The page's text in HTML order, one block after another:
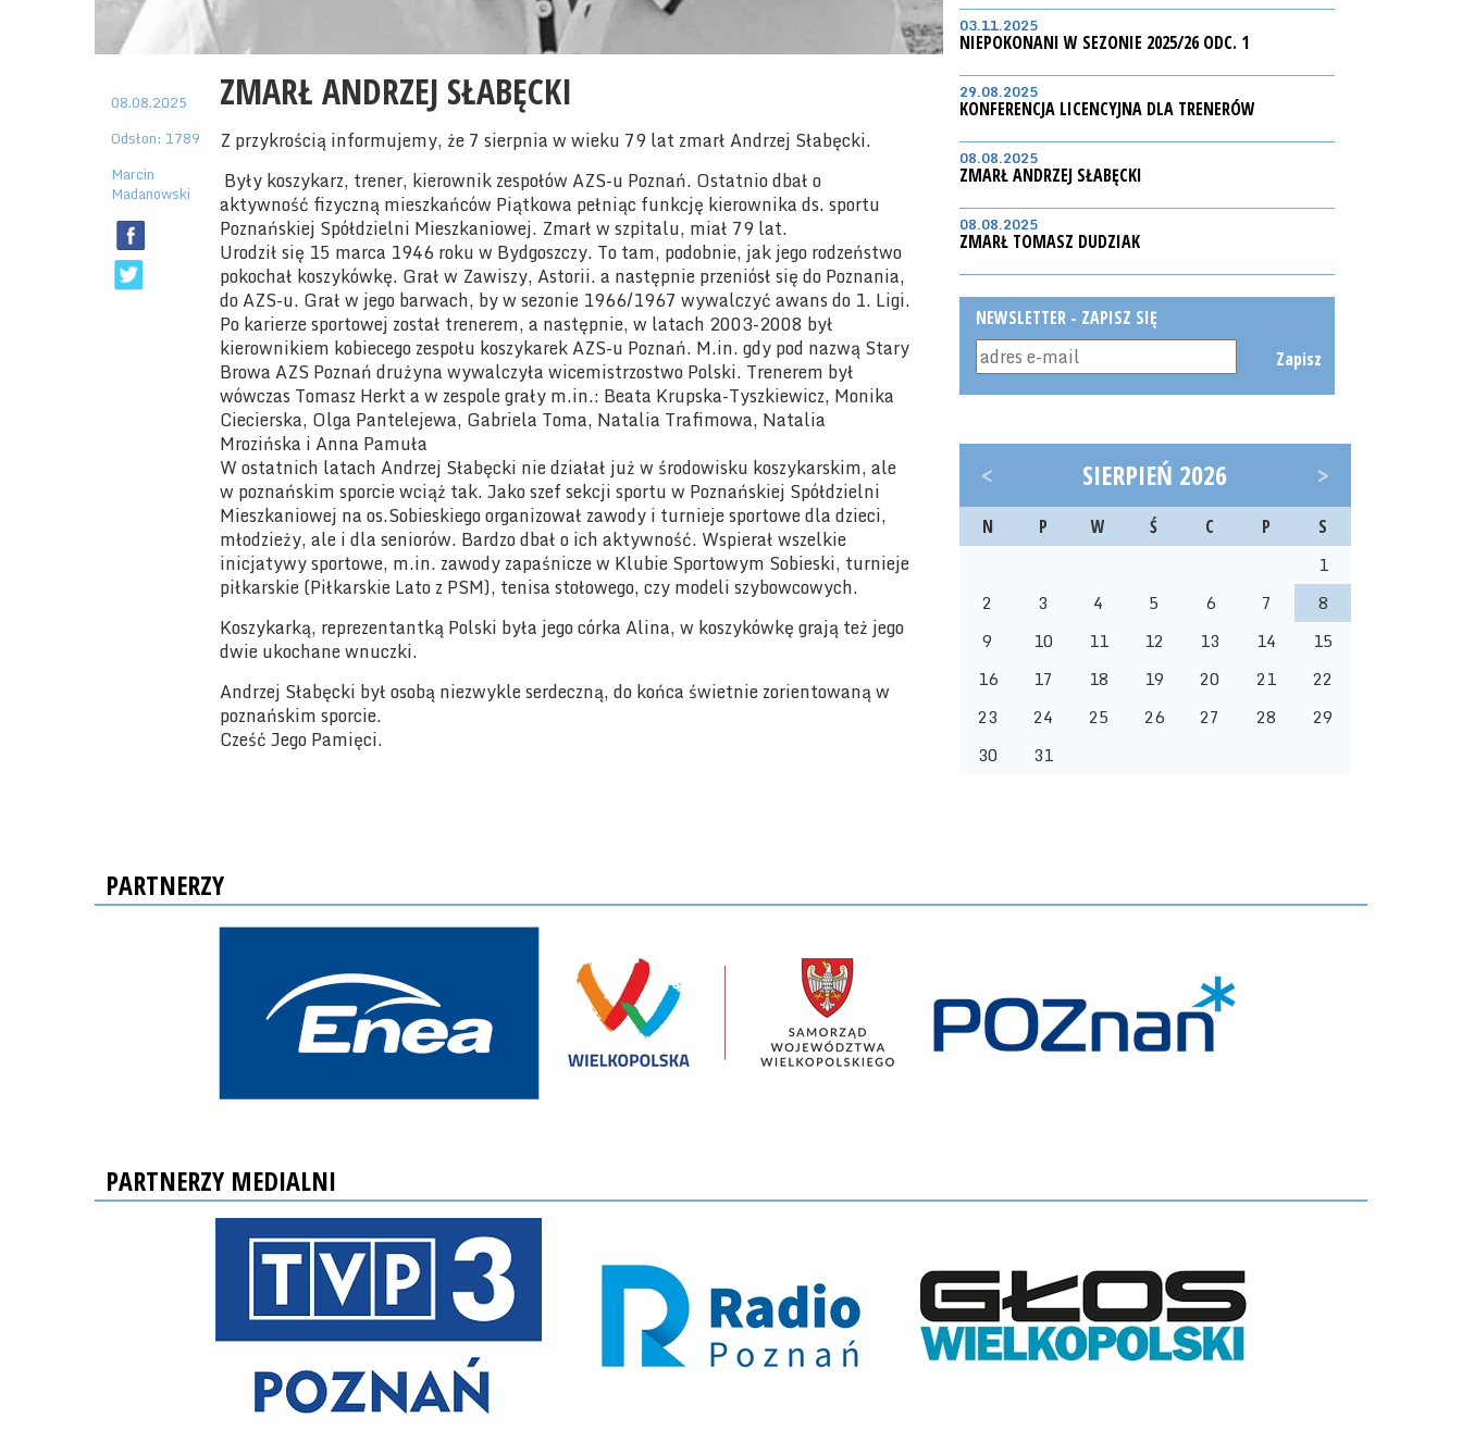
08.08.2025
Odsłon: 1789
Marcin
Madanowski
ZMARŁ ANDRZEJ SŁABĘCKI
Z przykrością informujemy, że 7 sierpnia w wieku 79 lat zmarł Andrzej Słabęcki.
Były koszykarz, trener, kierownik zespołów AZS-u Poznań. Ostatnio dbał o
aktywność fizyczną mieszkańców Piątkowa pełniąc funkcję kierownika ds. sportu
Poznańskiej Spółdzielni Mieszkaniowej. Zmarł w szpitalu, miał 79 lat.
Urodził się 15 marca 1946 roku w Bydgoszczy. To tam, podobnie, jak jego rodzeństwo
pokochał koszykówkę. Grał w Zawiszy, Astorii. a następnie przeniósł się do Poznania,
do AZS-u. Grał w jego barwach, by w sezonie 1966/1967 wywalczyć awans do 1. Ligi.
Po karierze sportowej został trenerem, a następnie, w latach 2003-2008 był
kierownikiem kobiecego zespołu koszykarek AZS-u Poznań. M.in. gdy pod nazwą Stary
Browa AZS Poznań drużyna wywalczyła wicemistrzostwo Polski. Trenerem był
wówczas Tomasz Herkt a w zespole grały m.in.: Beata Krupska-Tyszkiewicz, Monika
Ciecierska, Olga Pantelejewa, Gabriela Toma, Natalia Trafimowa, Natalia
Mrozińska i Anna Pamuła
W ostatnich latach Andrzej Słabęcki nie działał już w środowisku koszykarskim, ale
w poznańskim sporcie wciąż tak. Jako szef sekcji sportu w Poznańskiej Spółdzielni
Mieszkaniowej na os.Sobieskiego organizował zawody i turnieje sportowe dla dzieci,
młodzieży, ale i dla seniorów. Bardzo dbał o ich aktywność. Wspierał wszelkie
inicjatywy sportowe, m.in. zawody zapaśnicze w Klubie Sportowym Sobieski, turnieje
piłkarskie (Piłkarskie Lato z PSM), tenisa stołowego, czy modeli szybowcowych.
Koszykarką, reprezentantką Polski była jego córka Alina, w koszykówkę grają też jego
dwie ukochane wnuczki.
Andrzej Słabęcki był osobą niezwykle serdeczną, do końca świetnie zorientowaną w
poznańskim sporcie.
Cześć Jego Pamięci.
03.11.2025
NIEPOKONANI W SEZONIE 2025/26 ODC. 1
29.08.2025
KONFERENCJA LICENCYJNA DLA TRENERÓW
08.08.2025
ZMARŁ ANDRZEJ SŁABĘCKI
08.08.2025
ZMARŁ TOMASZ DUDZIAK
NEWSLETTER - ZAPISZ SIĘ
Zapisz
< SIERPIEŃ 2026 >
N P W Ś C P S
1
2
3 4 5 6 7
8
9
10 11 12 13 14
15
16
17 18 19 20 21
22
23
24 25 26 27 28
29
30
31
PARTNERZY
PARTNERZY MEDIALNI